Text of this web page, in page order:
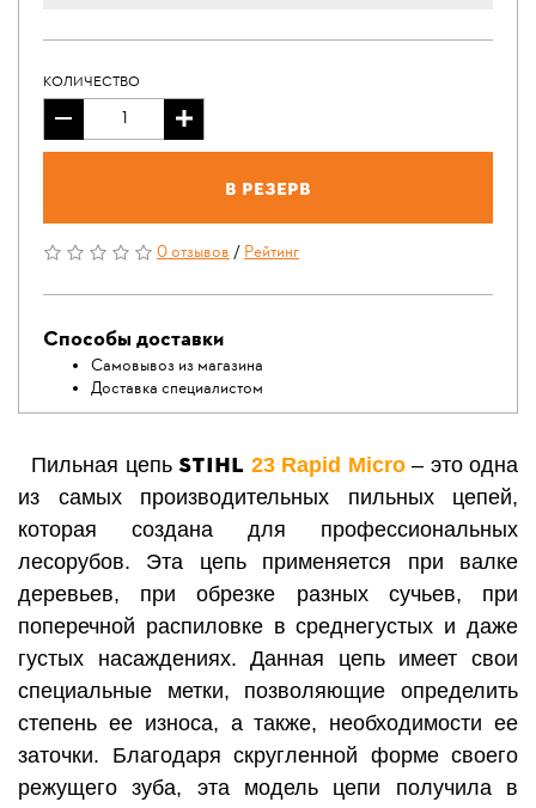
КОЛИЧЕСТВО
В резерв
0 отзывов/Рейтинг
Способы доставки
Самовывоз из магазина
Доставка специалистом
Пильная цепь STIHL 23Rapid Micro– это одна
из самых производительных пильных цепей,
которая создана для профессиональных
лесорубов. Эта цепь применяется при валке
деревьев, при обрезке разных сучьев, при
поперечной распиловке в среднегустых и даже
густых насаждениях. Данная цепь имеет свои
специальные метки, позволяющие определить
степень ее износа, а также, необходимости ее
заточки. Благодаря скругленной форме своего
режущего зуба, эта модель цепи получила в